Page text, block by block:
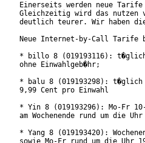
Einerseits werden neue Tarife
Gleichzeitig wird das nutzen
deutlich teurer. Wir haben die
Neue Internet-by-Call Tarife
* billo 8 (019193116):
ohne Einwahlgeb�hr;
* balu 8 (019193298): t�glich
9,99 Cent pro Einwahl
* Yin 8 (019193296): Mo-Fr
am Wochenende rund um die
* Yang 8 (019193420):
sowie Mo-Fr rund um die Uhr